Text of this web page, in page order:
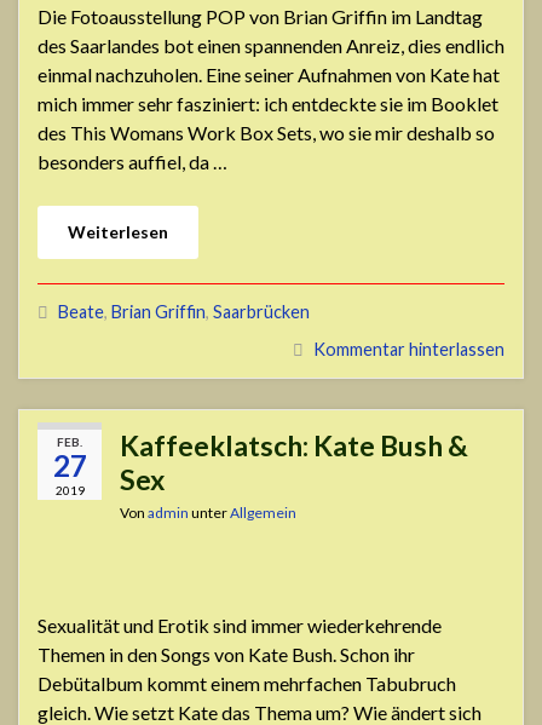
Die Fotoausstellung POP von Brian Griffin im Landtag
des Saarlandes bot einen spannenden Anreiz, dies endlich
einmal nachzuholen. Eine seiner Aufnahmen von Kate hat
mich immer sehr fasziniert: ich entdeckte sie im Booklet
des This Womans Work Box Sets, wo sie mir deshalb so
besonders auffiel, da …
Weiterlesen
Beate, Brian Griffin, Saarbrücken
Kommentar hinterlassen
FEB.
27
2019
Kaffeeklatsch: Kate Bush &
Sex
Von admin unterAllgemein
Sexualität und Erotik sind immer wiederkehrende
Themen in den Songs von Kate Bush. Schon ihr
Debütalbum kommt einem mehrfachen Tabubruch
gleich. Wie setzt Kate das Thema um? Wie ändert sich